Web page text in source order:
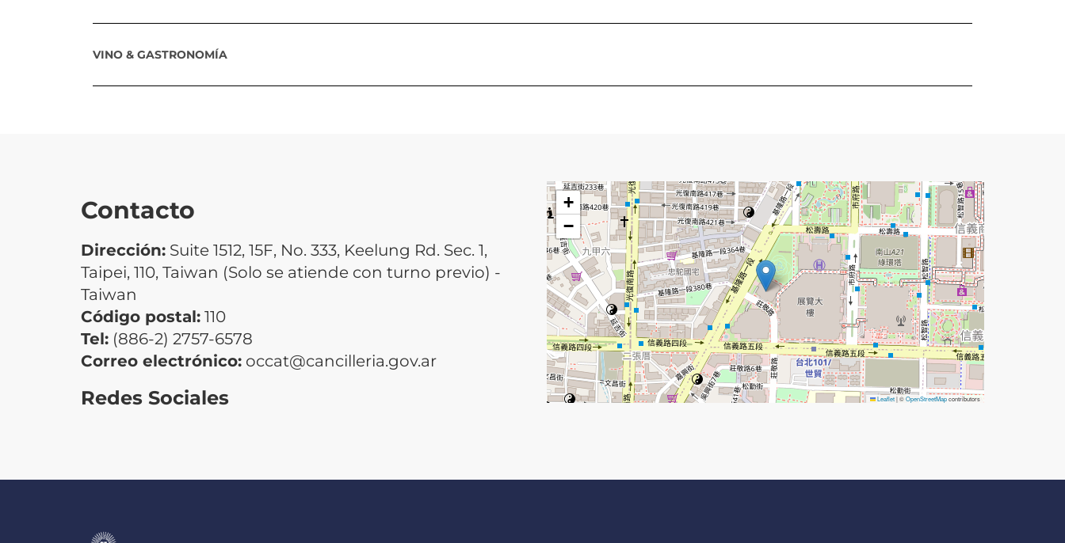
VINO & GASTRONOMÍA
Contacto
Dirección: Suite 1512, 15F, No. 333, Keelung Rd. Sec. 1,
Taipei, 110, Taiwan (Solo se atiende con turno previo) -
Taiwan
Código postal: 110
Tel: (886-2) 2757-6578
Correo electrónico: occat@cancilleria.gov.ar
Redes Sociales
+
−
Leaflet|©OpenStreetMapcontributors